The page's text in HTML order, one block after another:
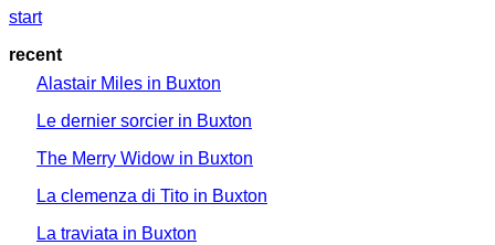
start
recent
Alastair Miles in Buxton
Le dernier sorcier in Buxton
The Merry Widow in Buxton
La clemenza di Tito in Buxton
La traviata in Buxton